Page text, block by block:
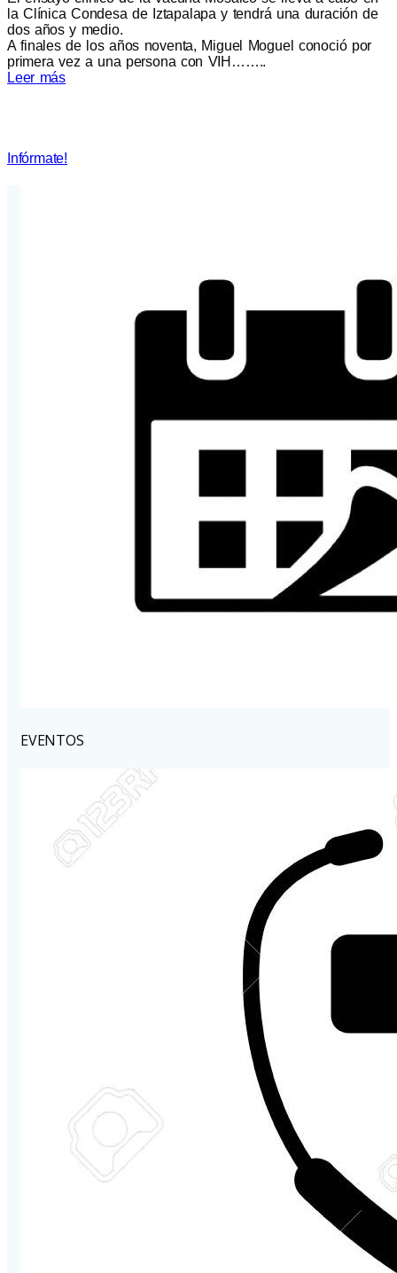
la Clínica Condesa de Iztapalapa y tendrá una duración de
dos años y medio.
A finales de los años noventa, Miguel Moguel conoció por
primera vez a una persona con VIH……..
Leer más
Infórmate!
EVENTOS